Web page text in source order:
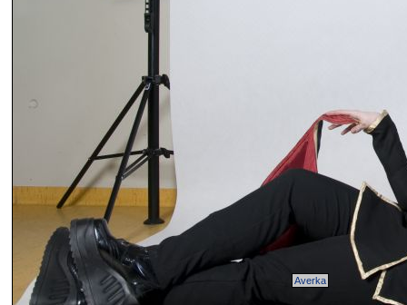
Averka